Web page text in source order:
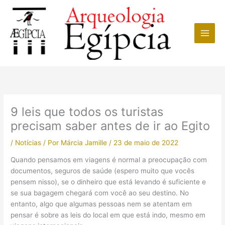
conteúdo
9 leis que todos os turistas
precisam saber antes de ir ao Egito
/ Notícias / Por Márcia Jamille / 23 de maio de 2022
Quando pensamos em viagens é normal a preocupação com
documentos, seguros de saúde (espero muito que vocês
pensem nisso), se o dinheiro que está levando é suficiente e
se sua bagagem chegará com você ao seu destino. No
entanto, algo que algumas pessoas nem se atentam em
pensar é sobre as leis do local em que está indo, mesmo em